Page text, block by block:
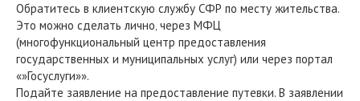
Обратитесь в клиентскую службу СФР по месту жительства.
Это можно сделать лично‚ через МФЦ
(многофункциональный центр предоставления
государственных и муниципальных услуг) или через портал
«»Госуслуги»».
Подайте заявление на предоставление путевки. В заявлении